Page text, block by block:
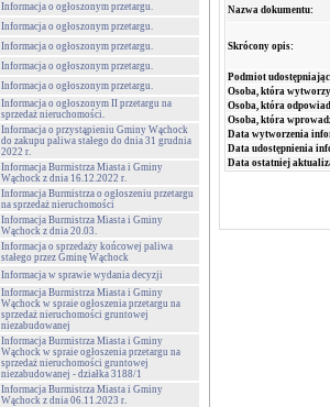
Informacja o ogłoszonym przetargu.
Informacja o ogłoszonym przetargu.
Informacja o ogłoszonym przetargu.
Informacja o ogłoszonym przetargu.
Informacja o ogłoszonym przetargu.
Informacja o ogłoszonym II przetargu na
sprzedaż nieruchomości.
Informacja o przystąpieniu Gminy Wąchock
do zakupu paliwa stałego do dnia 31 grudnia
2022 r.
Informacja Burmistrza Miasta i Gminy
Wąchock z dnia 16.12.2022 r.
Informacja Burmistrza o ogłoszeniu przetargu
na sprzedaż nieruchomości
Informacja Burmistrza Miasta i Gminy
Wąchock z dnia 20.03.
Informacja o sprzedaży końcowej paliwa
stałego przez Gminę Wąchock
Informacja w sprawie wydania decyzji
Informacja Burmistrza Miasta i Gminy
Wąchock w spraie ogłoszenia przetargu na
sprzedaż nieruchomości gruntowej
niezabudowanej
Informacja Burmistrza Miasta i Gminy
Wąchock w spraie ogłoszenia przetargu na
sprzedaż nieruchomości gruntowej
niezabudowanej - działka 3188/1
Informacja Burmistrza Miasta i Gminy
Wąchock z dnia 06.11.2023 r.
Nazwa dokumentu:
Skrócony opis:
Podmiot
Osoba, która
Osoba, która
Osoba, która
Data wytworzenia
Data udostępnienia
Data ostatniej